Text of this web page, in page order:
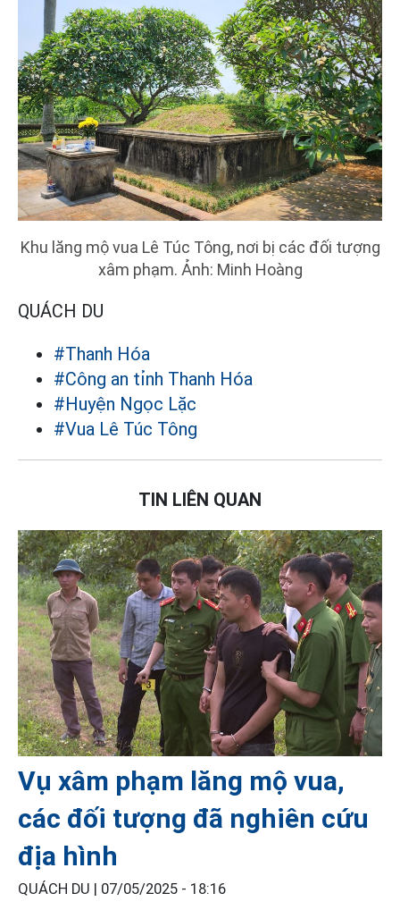
Khu lăng mộ vua Lê Túc Tông, nơi bị các đối tượng
xâm phạm. Ảnh: Minh Hoàng
QUÁCH DU
#Thanh Hóa
#Công an tỉnh Thanh Hóa
#Huyện Ngọc Lặc
#Vua Lê Túc Tông
TIN LIÊN QUAN
Vụ xâm phạm lăng mộ vua,
các đối tượng đã nghiên cứu
địa hình
QUÁCH DU | 07/05/2025 - 18:16